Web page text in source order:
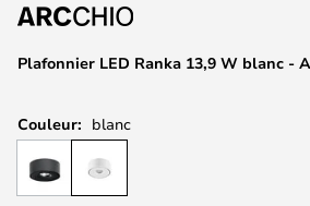
the
gallery
Plafonnier LED Ranka 13,9 W blanc -
Couleur: blanc